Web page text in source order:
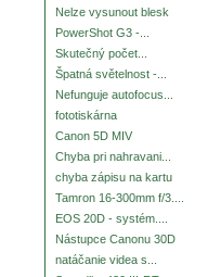
Nelze vysunout blesk
PowerShot G3 -...
Skutečný počet...
Špatná světelnost -...
Nefunguje autofocus...
fototiskárna
Canon 5D MIV
Chyba pri nahravani...
chyba zápisu na kartu
Tamron 16-300mm f/3....
EOS 20D - systém....
Nástupce Canonu 30D
natáčanie videa s...